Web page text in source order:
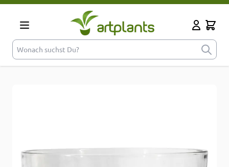
Zum Inhalt springen
Cart